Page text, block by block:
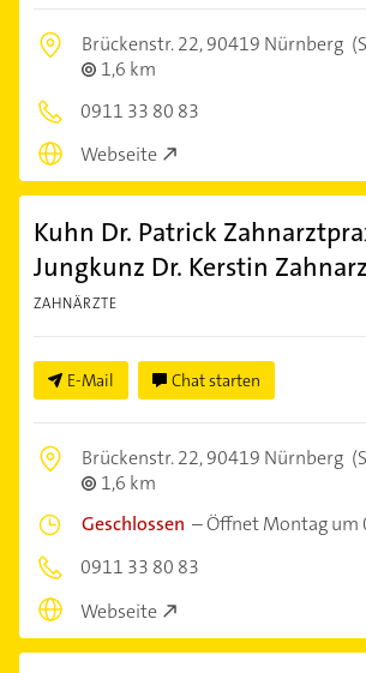
Brückenstr. 22,90419 Nürnberg
1,6 km
0911 33 80 83
Webseite
Kuhn Dr. Patrick
Jungkunz Dr. Kerstin
ZAHNÄRZTE
E-Mail Chat starten
Brückenstr. 22,90419 Nürnberg
1,6 km
Geschlossen –Öffnet Montag um
0911 33 80 83
Webseite